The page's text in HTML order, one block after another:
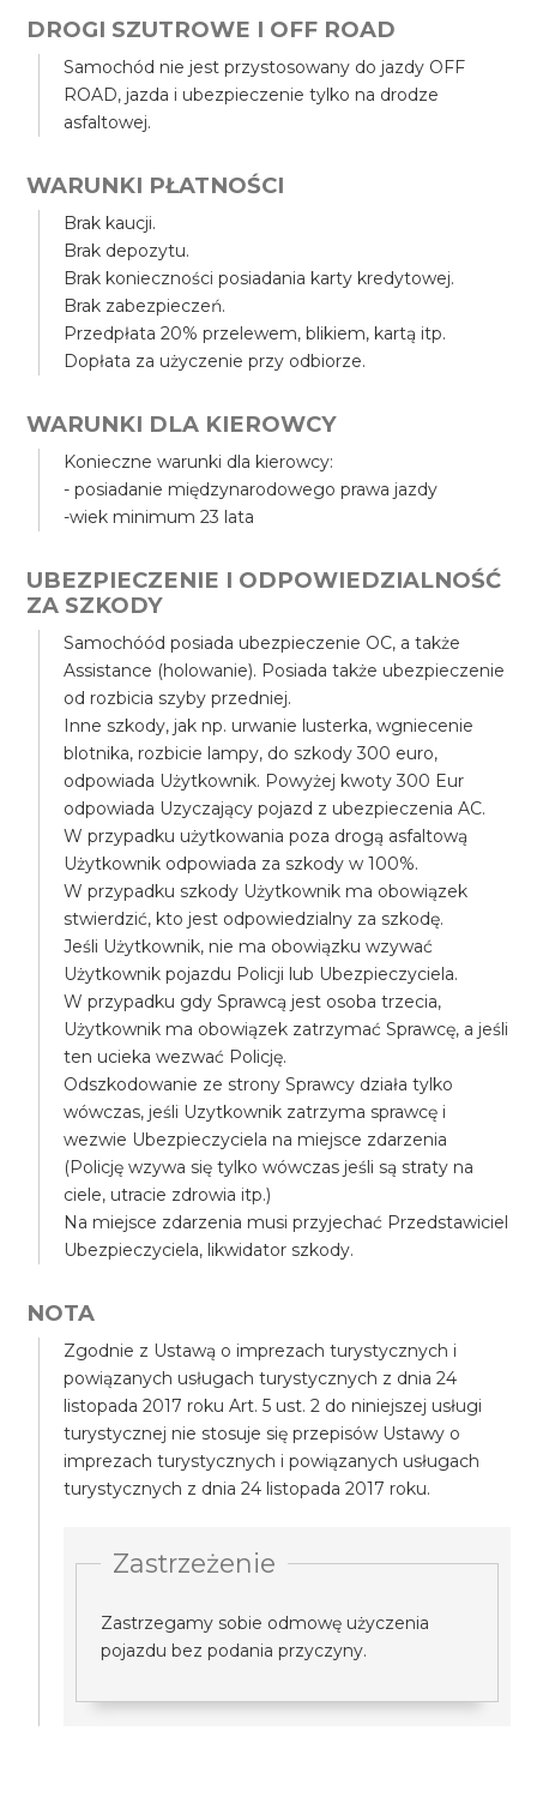
DROGI SZUTROWE I OFF ROAD
Samochód nie jest przystosowany do jazdy OFF
ROAD, jazda i ubezpieczenie tylko na drodze
asfaltowej.
WARUNKI PŁATNOŚCI
Brak kaucji.
Brak depozytu.
Brak konieczności posiadania karty kredytowej.
Brak zabezpieczeń.
Przedpłata 20% przelewem, blikiem, kartą itp.
Dopłata za użyczenie przy odbiorze.
WARUNKI DLA KIEROWCY
Konieczne warunki dla kierowcy:
- posiadanie międzynarodowego prawa jazdy
-wiek minimum 23 lata
UBEZPIECZENIE I ODPOWIEDZIALNOŚĆ
ZA SZKODY
Samochóód posiada ubezpieczenie OC, a także
Assistance (holowanie). Posiada także ubezpieczenie
od rozbicia szyby przedniej.
Inne szkody, jak np. urwanie lusterka, wgniecenie
blotnika, rozbicie lampy, do szkody 300 euro,
odpowiada Użytkownik. Powyżej kwoty 300 Eur
odpowiada Uzyczający pojazd z ubezpieczenia AC.
W przypadku użytkowania poza drogą asfaltową
Użytkownik odpowiada za szkody w 100%.
W przypadku szkody Użytkownik ma obowiązek
stwierdzić, kto jest odpowiedzialny za szkodę.
Jeśli Użytkownik, nie ma obowiązku wzywać
Użytkownik pojazdu Policji lub Ubezpieczyciela.
W przypadku gdy Sprawcą jest osoba trzecia,
Użytkownik ma obowiązek zatrzymać Sprawcę, a jeśli
ten ucieka wezwać Policję.
Odszkodowanie ze strony Sprawcy działa tylko
wówczas, jeśli Uzytkownik zatrzyma sprawcę i
wezwie Ubezpieczyciela na miejsce zdarzenia
(Policję wzywa się tylko wówczas jeśli są straty na
ciele, utracie zdrowia itp.)
Na miejsce zdarzenia musi przyjechać Przedstawiciel
Ubezpieczyciela, likwidator szkody.
NOTA
Zgodnie z Ustawą o imprezach turystycznych i
powiązanych usługach turystycznych z dnia 24
listopada 2017 roku Art. 5 ust. 2 do niniejszej usługi
turystycznej nie stosuje się przepisów Ustawy o
imprezach turystycznych i powiązanych usługach
turystycznych z dnia 24 listopada 2017 roku.
Zastrzeżenie
Zastrzegamy sobie odmowę użyczenia
pojazdu bez podania przyczyny.